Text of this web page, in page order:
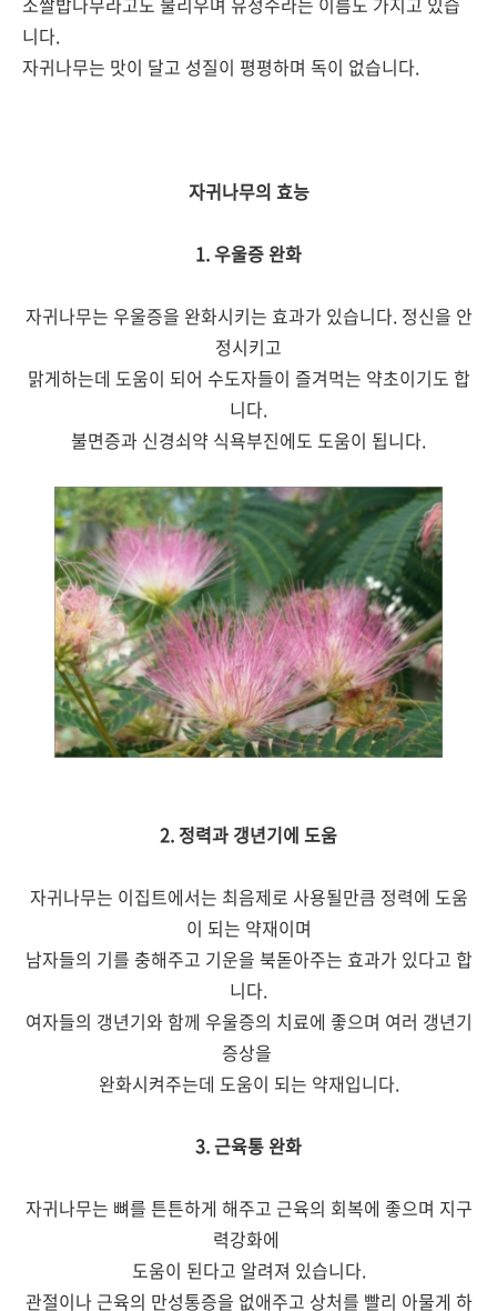
니다.
자귀나무는 맛이 달고 성질이 평평하며 독이 없습니다.
자귀나무의 효능
1. 우울증 완화
자귀나무는 우울증을 완화시키는 효과가 있습니다. 정신을 안
정시키고
맑게하는데 도움이 되어 수도자들이 즐겨먹는 약초이기도 합
니다.
불면증과 신경쇠약 식욕부진에도 도움이 됩니다.
2. 정력과 갱년기에 도움
자귀나무는 이집트에서는 최음제로 사용될만큼 정력에 도움
이 되는 약재이며
남자들의 기를 충해주고 기운을 북돋아주는 효과가 있다고 합
니다.
여자들의 갱년기와 함께 우울증의 치료에 좋으며 여러 갱년기
증상을
완화시켜주는데 도움이 되는 약재입니다.
3. 근육통 완화
자귀나무는 뼈를 튼튼하게 해주고 근육의 회복에 좋으며 지구
력강화에
도움이 된다고 알려져 있습니다.
관절이나 근육의 만성통증을 없애주고 상처를 빨리 아물게 하